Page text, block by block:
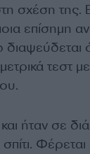
σχέση της.
επίσημη
τεστ
ήταν σε
σπίτι.